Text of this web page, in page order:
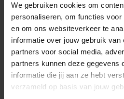
We gebruiken cookies om
personaliseren, om functies
en om ons websiteverkeer te
informatie over jouw gebruik van
partners voor social media,
partners kunnen deze gegevens
informatie die jij aan ze hebt
verzameld op basis van jouw